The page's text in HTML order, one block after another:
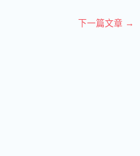
下一篇文章 →